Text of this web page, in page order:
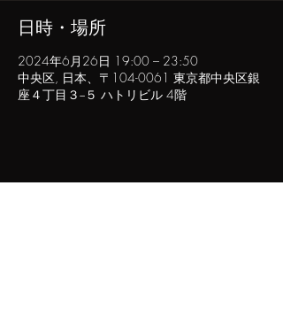
日時・場所
2024年6月26日 19:00 – 23:50
中央区, 日本、〒104-0061 東京都中央区銀
座４丁目３−５ ハトリビル 4階